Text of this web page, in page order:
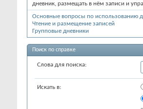
дневник, размещать в нём записи и
Основные вопросы по использованию
Чтение и размещение записей
Групповые дневники
Поиск по справке
Слова для поиска:
Искать в: